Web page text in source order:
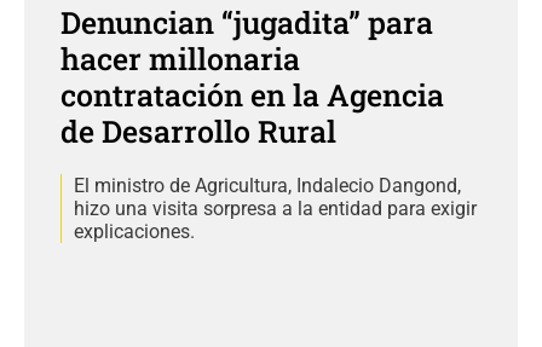
Denuncian “jugadita” para
hacer millonaria
contratación en la Agencia
de Desarrollo Rural
El ministro de Agricultura, Indalecio Dangond,
hizo una visita sorpresa a la entidad para exigir
explicaciones.